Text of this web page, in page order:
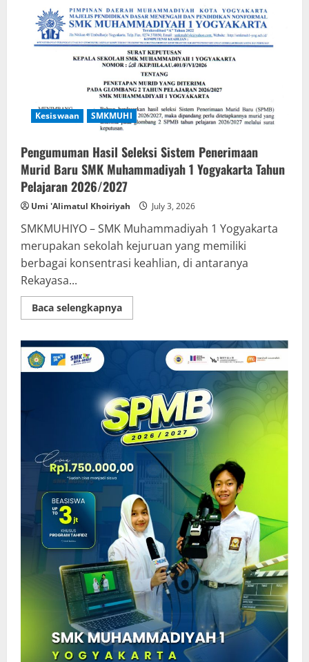
Ramah
dan
FORTASI
SMK
Muhammadiyah
1
Yogyakarta
Resmi
Dibuka,
Sambut
Siswa
Baru
Tahun
Ajaran
Kesiswaan SMKMUHI
Pengumuman Hasil Seleksi Sistem Penerimaan
Murid Baru SMK Muhammadiyah 1 Yogyakarta Tahun
Pelajaran 2026/2027
Umi 'Alimatul Khoiriyah July 3, 2026
SMKMUHIYO – SMK Muhammadiyah 1 Yogyakarta
merupakan sekolah kejuruan yang memiliki
berbagai konsentrasi keahlian, di antaranya
Rekayasa...
Baca selengkapnyaRead
more
Hasil
Penerimaan
Baru
SMK
Muhammadiyah
1
Yogyakarta
Tahun
Pelajaran
2026/2027